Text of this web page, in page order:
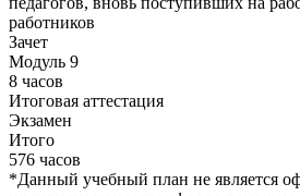
работников
Зачет
Модуль 9
8 часов
Итоговая аттестация
Экзамен
Итого
576 часов
*Данный учебный план не является